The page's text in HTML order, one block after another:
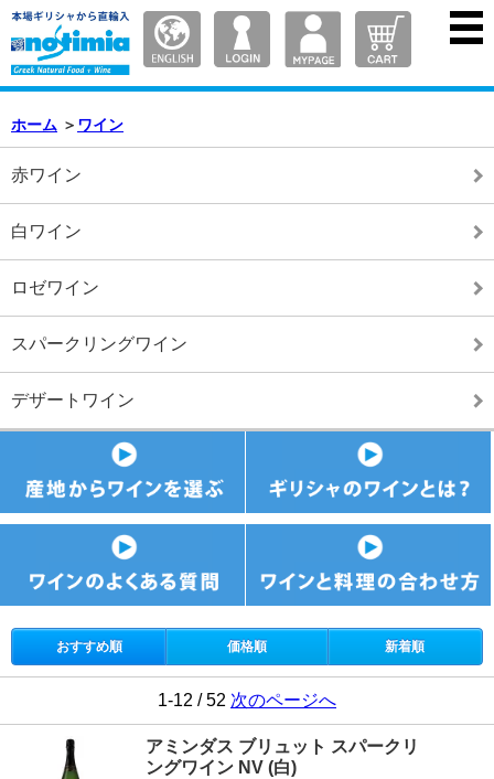
ホーム ＞ ワイン
赤ワイン
白ワイン
ロゼワイン
スパークリングワイン
デザートワイン
おすすめ順 価格順 新着順
1-12 / 52 次のページへ
アミンダス ブリュット スパークリ
ングワイン NV (白)